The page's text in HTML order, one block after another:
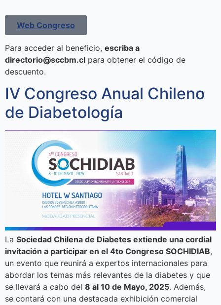
Web Congreso
Para acceder al beneficio, escriba a
directorio@sccbm.cl para obtener el código de
descuento.
IV Congreso Anual Chileno
de Diabetología
La Sociedad Chilena de Diabetes extiende una cordial
invitación a participar en el 4to Congreso SOCHIDIAB,
un evento que reunirá a expertos internacionales para
abordar los temas más relevantes de la diabetes y que
se llevará a cabo del 8 al 10 de Mayo, 2025. Además,
se contará con una destacada exhibición comercial